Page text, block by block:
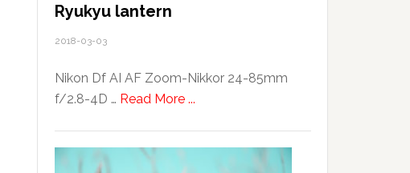
Ryukyu lantern
2018-03-03
Nikon Df AI AF Zoom-Nikkor 24-85mm
f/2.8-4D … Read More ...